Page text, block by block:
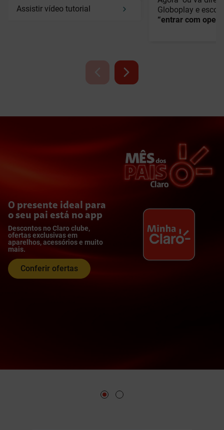
Assistir vídeo tutorial
Globoplay e
“entrar com
WIFI espalhados pelo
Brasil
E o melhor? Uma rede sem custo
adicional e disponível nas
principais cidades e aeroportos
do país, para clientes Claro e
não clientes também
Encontre o ponto mais próximo do
mapa e aproveite!